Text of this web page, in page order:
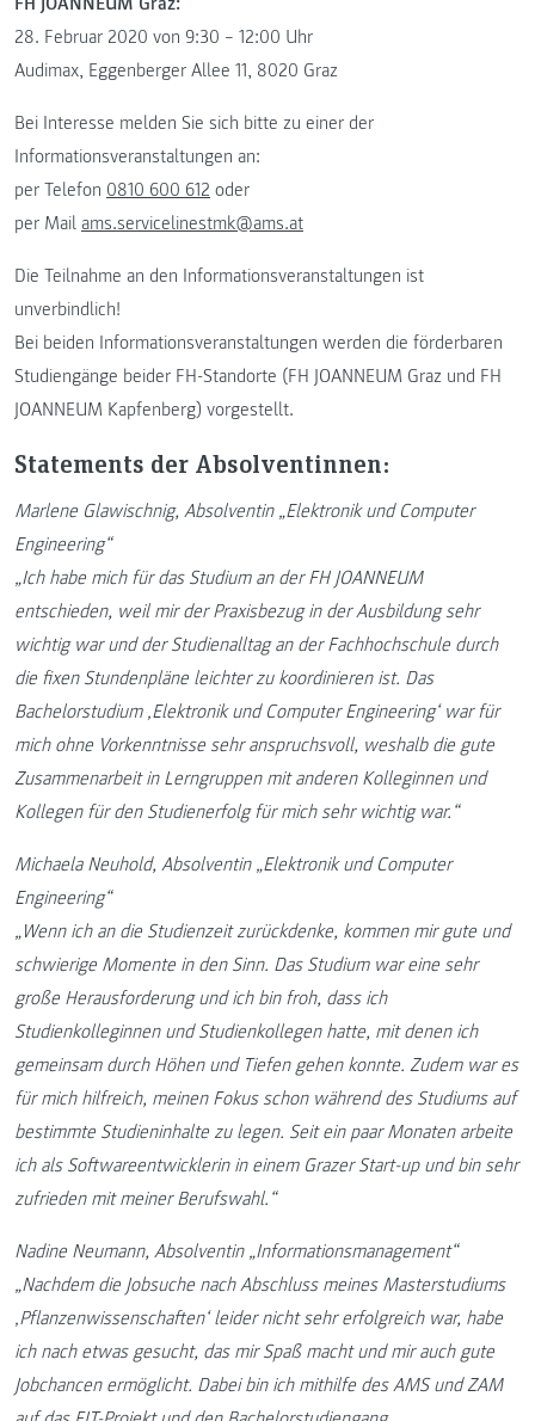
28. Februar 2020 von 9:30 – 12:00 Uhr
Audimax, Eggenberger Allee 11, 8020 Graz
Bei Interesse melden Sie sich bitte zu einer der
Informationsveranstaltungen an:
per Telefon 0810 600 612 oder
per Mail ams.servicelinestmk@ams.at
Die Teilnahme an den Informationsveranstaltungen ist
unverbindlich!
Bei beiden Informationsveranstaltungen werden die förderbaren
Studiengänge beider FH-Standorte (FH JOANNEUM Graz und FH
JOANNEUM Kapfenberg) vorgestellt.
Statements der Absolventinnen:
Marlene Glawischnig, Absolventin „Elektronik und Computer
Engineering“
„Ich habe mich für das Studium an der FH JOANNEUM
entschieden, weil mir der Praxisbezug in der Ausbildung sehr
wichtig war und der Studienalltag an der Fachhochschule durch
die fixen Stundenpläne leichter zu koordinieren ist. Das
Bachelorstudium ‚Elektronik und Computer Engineering‘ war für
mich ohne Vorkenntnisse sehr anspruchsvoll, weshalb die gute
Zusammenarbeit in Lerngruppen mit anderen Kolleginnen und
Kollegen für den Studienerfolg für mich sehr wichtig war.“
Michaela Neuhold, Absolventin „Elektronik und Computer
Engineering“
„Wenn ich an die Studienzeit zurückdenke, kommen mir gute und
schwierige Momente in den Sinn. Das Studium war eine sehr
große Herausforderung und ich bin froh, dass ich
Studienkolleginnen und Studienkollegen hatte, mit denen ich
gemeinsam durch Höhen und Tiefen gehen konnte. Zudem war es
für mich hilfreich, meinen Fokus schon während des Studiums auf
bestimmte Studieninhalte zu legen. Seit ein paar Monaten arbeite
ich als Softwareentwicklerin in einem Grazer Start-up und bin sehr
zufrieden mit meiner Berufswahl.“
Nadine Neumann, Absolventin „Informationsmanagement“
„Nachdem die Jobsuche nach Abschluss meines Masterstudiums
‚Pflanzenwissenschaften‘ leider nicht sehr erfolgreich war, habe
ich nach etwas gesucht, das mir Spaß macht und mir auch gute
Jobchancen ermöglicht. Dabei bin ich mithilfe des AMS und ZAM